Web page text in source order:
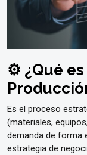
⚙️ ¿Qué
Es el proceso
(materiales,
demanda de forma
estrategia de